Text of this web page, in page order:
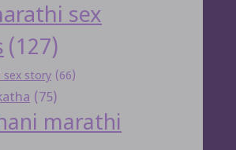
sex
(127)
sex story (66)
(75)
marathi